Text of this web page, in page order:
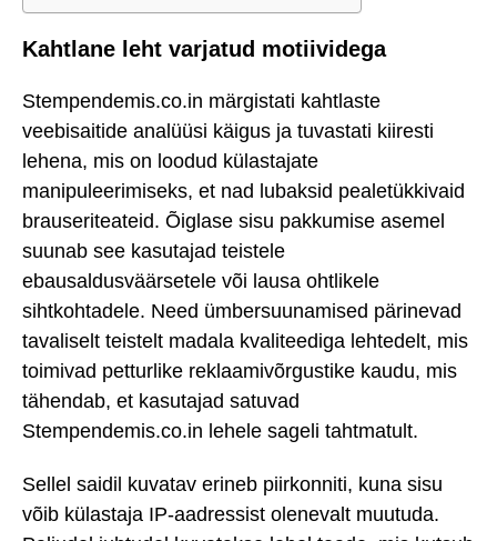
Kahtlane leht varjatud motiividega
Stempendemis.co.in märgistati kahtlaste
veebisaitide analüüsi käigus ja tuvastati kiiresti
lehena, mis on loodud külastajate
manipuleerimiseks, et nad lubaksid pealetükkivaid
brauseriteateid. Õiglase sisu pakkumise asemel
suunab see kasutajad teistele
ebausaldusväärsetele või lausa ohtlikele
sihtkohtadele. Need ümbersuunamised pärinevad
tavaliselt teistelt madala kvaliteediga lehtedelt, mis
toimivad petturlike reklaamivõrgustike kaudu, mis
tähendab, et kasutajad satuvad
Stempendemis.co.in lehele sageli tahtmatult.
Sellel saidil kuvatav erineb piirkonniti, kuna sisu
võib külastaja IP-aadressist olenevalt muutuda.